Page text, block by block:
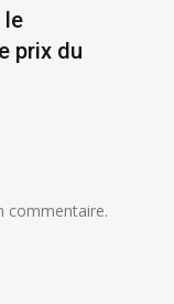
le
prix du
commentaire.